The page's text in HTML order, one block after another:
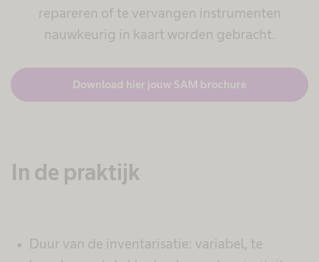
repareren of te vervangen instrumenten
nauwkeurig in kaart worden gebracht.
Download hier jouw SAM brochure
In de praktijk
Duur van de inventarisatie: variabel, te